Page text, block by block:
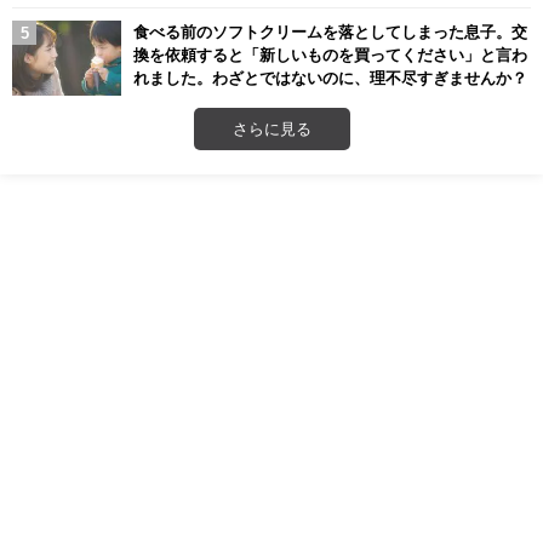
食べる前のソフトクリームを落としてしまった息子。交
換を依頼すると「新しいものを買ってください」と言わ
れました。わざとではないのに、理不尽すぎませんか？
さらに見る